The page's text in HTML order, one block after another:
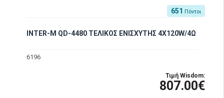
651 Πόντοι
INTER-M QD-4480 ΤΕΛΙΚΟΣ ΕΝΙΣΧΥΤΗΣ 4X120W/4Ω
6196
Τιμή Wisdom:
807.00€